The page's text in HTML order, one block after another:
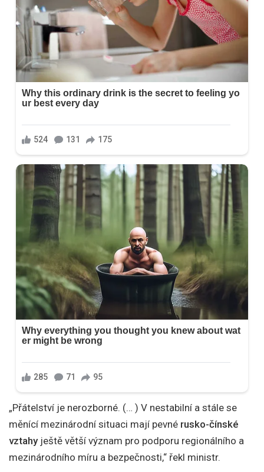
„Přátelství je nerozborné. (… ) V nestabilní a stále se
měnící mezinárodní situaci mají pevné rusko-čínské
vztahyještě větší význam pro podporu regionálního a
mezinárodního míru a bezpečnosti,“ řekl ministr.